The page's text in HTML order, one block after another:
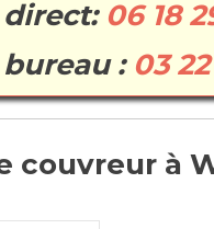
direct: 06 18
: 03
couvreur à